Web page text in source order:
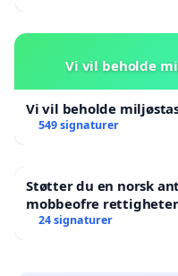
Vi vil beholde
Vi vil beholde
549 signaturer
Støtter du en norsk
mobbeofre
24 signaturer